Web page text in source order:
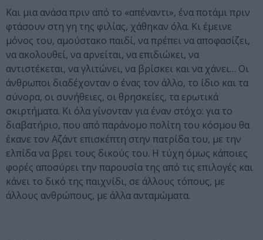
Και μια ανάσα πριν από το «απέναντι», ένα ποτάμι πριν
φτάσουν στη γη της φιλίας, χάθηκαν όλα. Κι έμεινε
μόνος του, αμούστακο παιδί, να πρέπει να αποφασίζει,
να ακολουθεί, να αρνείται, να επιδιώκει, να
αντιστέκεται, να γλιτώνει, να βρίσκει και να χάνει… Οι
άνθρωποι διαδέχονταν ο ένας τον άλλο, το ίδιο και τα
σύνορα, οι συνήθειες, οι θρησκείες, τα ερωτικά
σκιρτήματα. Κι όλα γίνονταν για έναν στόχο: για το
διαβατήριο, που από παράνομο πολίτη του κόσμου θα
έκανε τον Αζάντ επισκέπτη στην πατρίδα του, με την
ελπίδα να βρει τους δικούς του. Η τύχη όμως κάποιες
φορές αποσύρει την παρουσία της από τις επιλογές και
κάνει το δικό της παιχνίδι, σε άλλους τόπους, με
άλλους ανθρώπους, με άλλα ανταμώματα.